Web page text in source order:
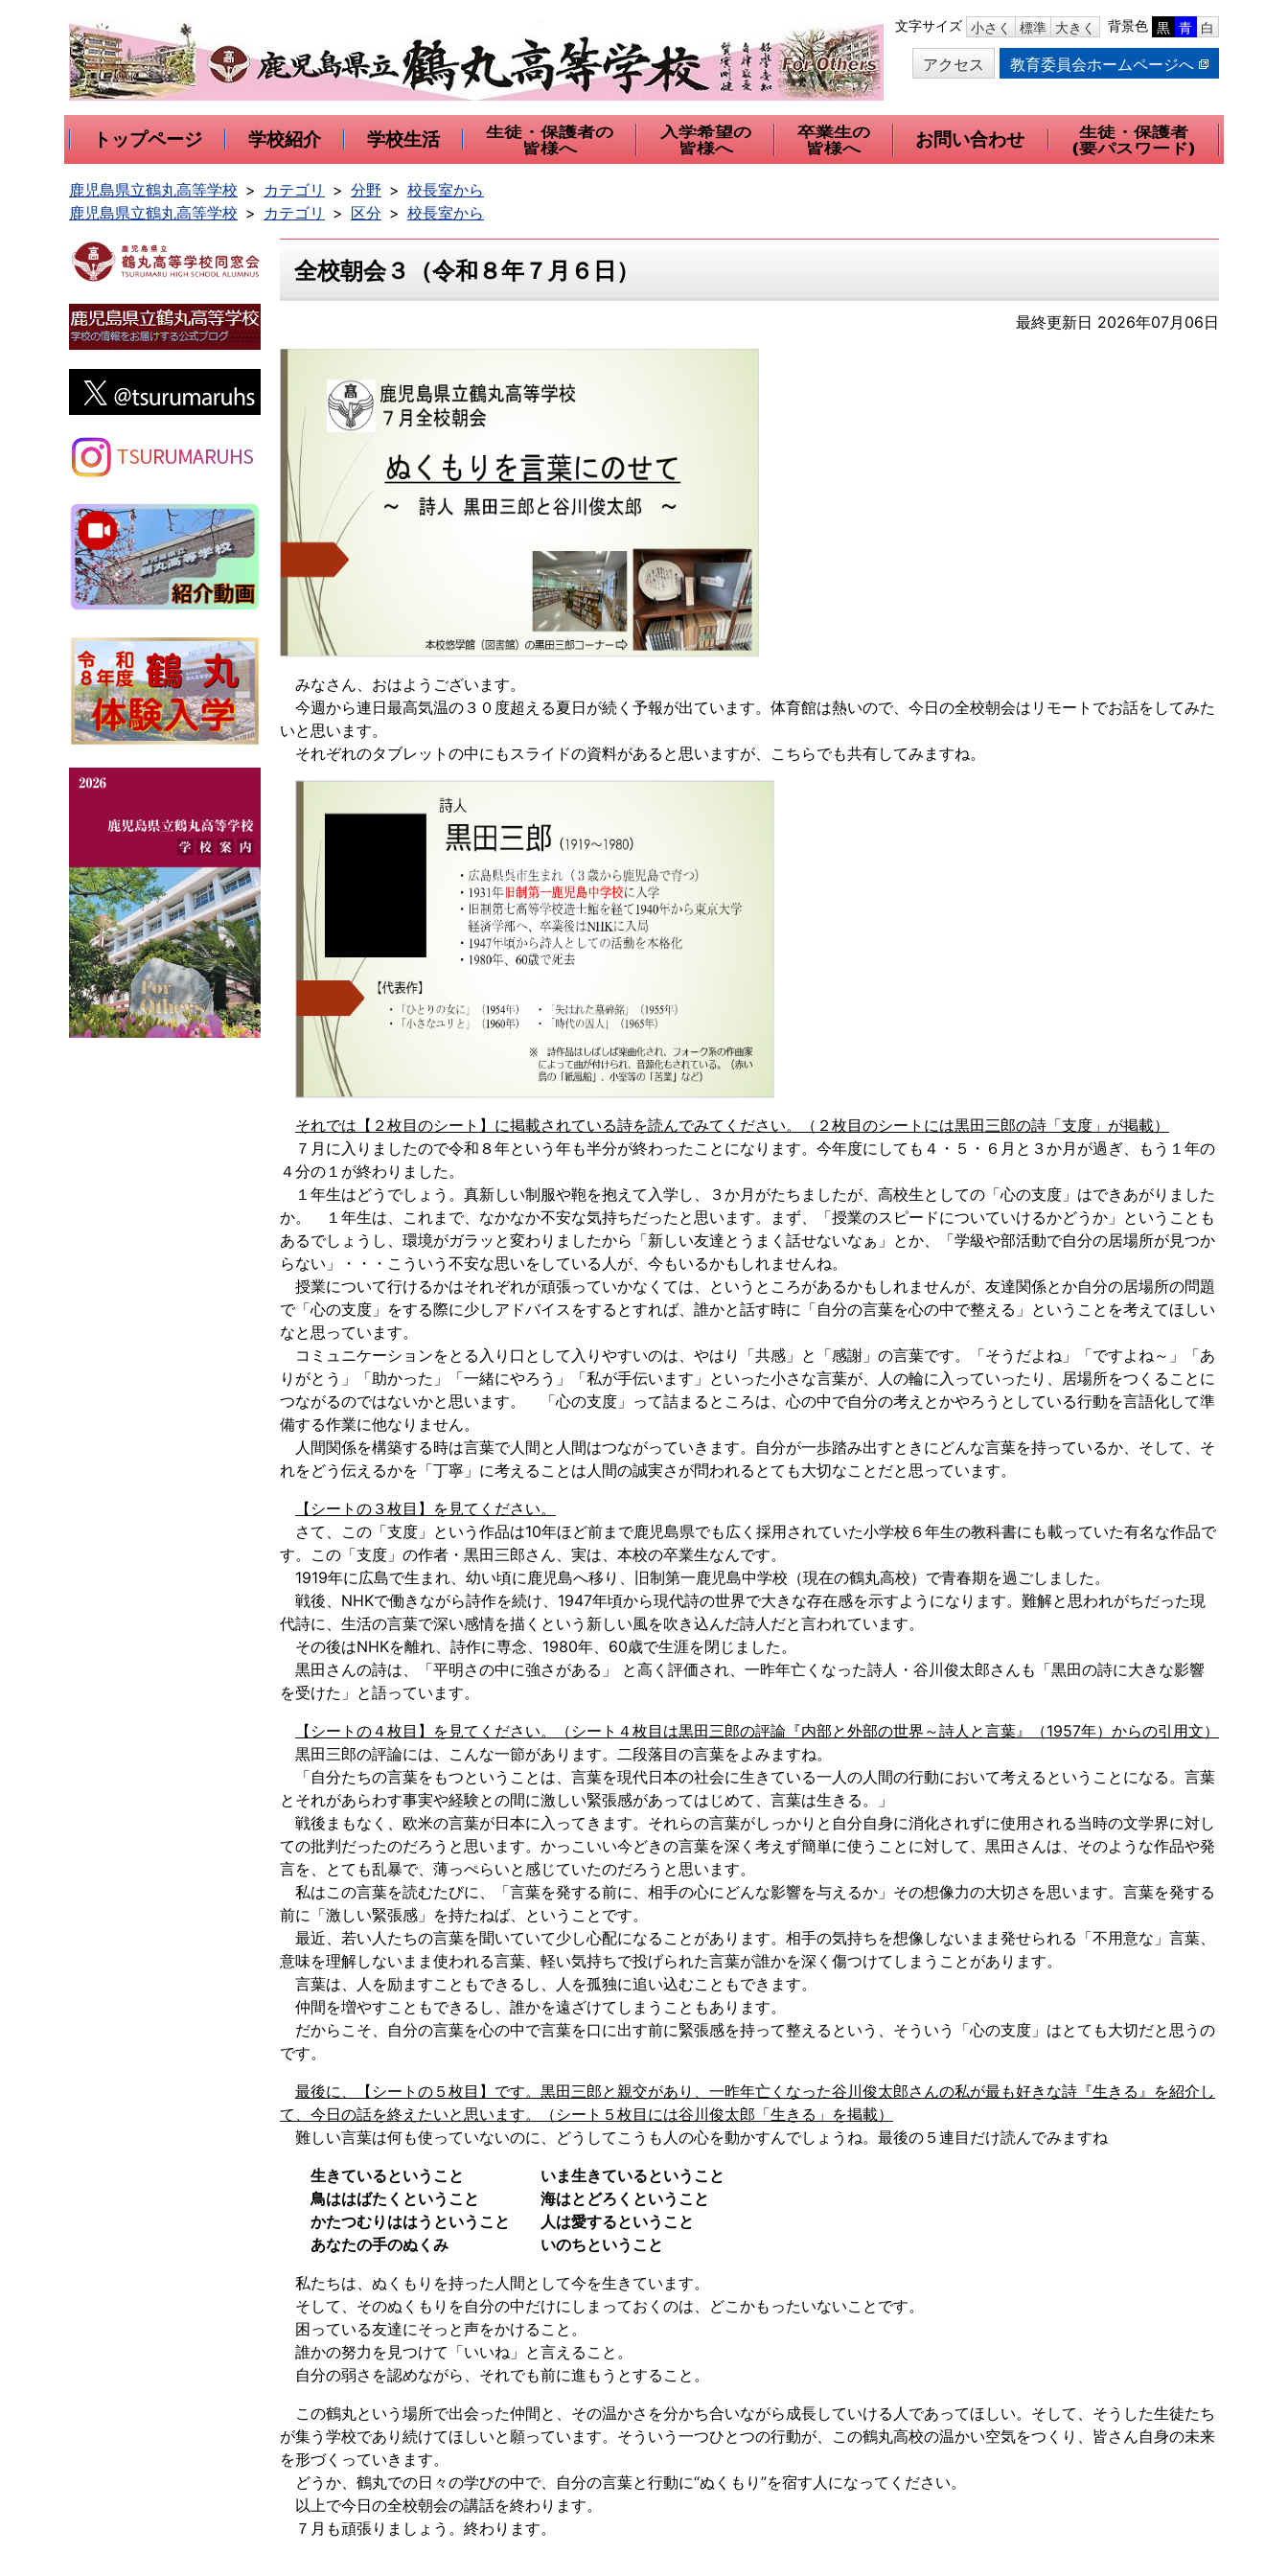
本
文字サイズ 小さく 標準 大きく 背景色 黒 青 白
アクセス 教育委員会ホームページへ
トップページ 学校紹介 学校生活 生徒・保護者の
皆様へ
入学希望の
皆様へ
卒業生の
皆様へ お問い合わせ 生徒・保護者
(要パスワード)
鹿児島県立鶴丸高等学校 カテゴリ 分野
校長室から
鹿児島県立鶴丸高等学校
カテゴリ 区分 校長室から
全校朝会３（令和８年７月６日）
最終更新日 2026年07月06日
みなさん、おはようございます。
今週から連日最高気温の３０度超える夏日が続く予報が出ています。体育館は熱いので、今日の全校朝会はリモートでお話をしてみた
いと思います。
それぞれのタブレットの中にもスライドの資料があると思いますが、こちらでも共有してみますね。
それでは【２枚目のシート】に掲載されている詩を読んでみてください。（２枚目のシートには黒田三郎の詩「支度」が掲載）
７月に入りましたので令和８年という年も半分が終わったことになります。今年度にしても４・５・６月と３か月が過ぎ、もう１年の
４分の１が終わりました。
１年生はどうでしょう。真新しい制服や鞄を抱えて入学し、３か月がたちましたが、高校生としての「心の支度」はできあがりました
か。 １年生は、これまで、なかなか不安な気持ちだったと思います。まず、「授業のスピードについていけるかどうか」ということも
あるでしょうし、環境がガラッと変わりましたから「新しい友達とうまく話せないなぁ」とか、「学級や部活動で自分の居場所が見つか
らない」・・・こういう不安な思いをしている人が、今もいるかもしれませんね。
授業について行けるかはそれぞれが頑張っていかなくては、というところがあるかもしれませんが、友達関係とか自分の居場所の問題
で「心の支度」をする際に少しアドバイスをするとすれば、誰かと話す時に「自分の言葉を心の中で整える」ということを考えてほしい
なと思っています。
コミュニケーションをとる入り口として入りやすいのは、やはり「共感」と「感謝」の言葉です。「そうだよね」「ですよね～」「あ
りがとう」「助かった」「一緒にやろう」「私が手伝います」といった小さな言葉が、人の輪に入っていったり、居場所をつくることに
つながるのではないかと思います。 「心の支度」って詰まるところは、心の中で自分の考えとかやろうとしている行動を言語化して準
備する作業に他なりません。
人間関係を構築する時は言葉で人間と人間はつながっていきます。自分が一歩踏み出すときにどんな言葉を持っているか、そして、そ
れをどう伝えるかを「丁寧」に考えることは人間の誠実さが問われるとても大切なことだと思っています。
【シートの３枚目】を見てください。
さて、この「支度」という作品は10年ほど前まで鹿児島県でも広く採用されていた小学校６年生の教科書にも載っていた有名な作品で
す。この「支度」の作者・黒田三郎さん、実は、本校の卒業生なんです。
1919年に広島で生まれ、幼い頃に鹿児島へ移り、旧制第一鹿児島中学校（現在の鶴丸高校）で青春期を過ごしました。
戦後、NHKで働きながら詩作を続け、1947年頃から現代詩の世界で大きな存在感を示すようになります。難解と思われがちだった現
代詩に、生活の言葉で深い感情を描くという新しい風を吹き込んだ詩人だと言われています。
その後はNHKを離れ、詩作に専念、1980年、60歳で生涯を閉じました。
黒田さんの詩は、「平明さの中に強さがある」 と高く評価され、一昨年亡くなった詩人・谷川俊太郎さんも「黒田の詩に大きな影響
を受けた」と語っています。
【シートの４枚目】を見てください。（シート４枚目は黒田三郎の評論『内部と外部の世界～詩人と言葉』（1957年）からの引用文）
黒田三郎の評論には、こんな一節があります。二段落目の言葉をよみますね。
「自分たちの言葉をもつということは、言葉を現代日本の社会に生きている一人の人間の行動において考えるということになる。言葉
とそれがあらわす事実や経験との間に激しい緊張感があってはじめて、言葉は生きる。」
戦後まもなく、欧米の言葉が日本に入ってきます。それらの言葉がしっかりと自分自身に消化されずに使用される当時の文学界に対し
ての批判だったのだろうと思います。かっこいい今どきの言葉を深く考えず簡単に使うことに対して、黒田さんは、そのような作品や発
言を、とても乱暴で、薄っぺらいと感じていたのだろうと思います。
私はこの言葉を読むたびに、「言葉を発する前に、相手の心にどんな影響を与えるか」その想像力の大切さを思います。言葉を発する
前に「激しい緊張感」を持たねば、ということです。
最近、若い人たちの言葉を聞いていて少し心配になることがあります。相手の気持ちを想像しないまま発せられる「不用意な」言葉、
意味を理解しないまま使われる言葉、軽い気持ちで投げられた言葉が誰かを深く傷つけてしまうことがあります。
言葉は、人を励ますこともできるし、人を孤独に追い込むこともできます。
仲間を増やすこともできるし、誰かを遠ざけてしまうこともあります。
だからこそ、自分の言葉を心の中で言葉を口に出す前に緊張感を持って整えるという、そういう「心の支度」はとても大切だと思うの
です。
最後に、【シートの５枚目】です。黒田三郎と親交があり、一昨年亡くなった谷川俊太郎さんの私が最も好きな詩『生きる』を紹介し
て、今日の話を終えたいと思います。（シート５枚目には谷川俊太郎「生きる」を掲載）
難しい言葉は何も使っていないのに、どうしてこうも人の心を動かすんでしょうね。最後の５連目だけ読んでみますね
生きているということ いま生きているということ
鳥ははばたくということ 海はとどろくということ
かたつむりははうということ 人は愛するということ
あなたの手のぬくみ いのちということ
私たちは、ぬくもりを持った人間として今を生きています。
そして、そのぬくもりを自分の中だけにしまっておくのは、どこかもったいないことです。
困っている友達にそっと声をかけること。
誰かの努力を見つけて「いいね」と言えること。
自分の弱さを認めながら、それでも前に進もうとすること。
この鶴丸という場所で出会った仲間と、その温かさを分かち合いながら成長していける人であってほしい。そして、そうした生徒たち
が集う学校であり続けてほしいと願っています。そういう一つひとつの行動が、この鶴丸高校の温かい空気をつくり、皆さん自身の未来
を形づくっていきます。
どうか、鶴丸での日々の学びの中で、自分の言葉と行動に“ぬくもり”を宿す人になってください。
以上で今日の全校朝会の講話を終わります。
７月も頑張りましょう。終わります。